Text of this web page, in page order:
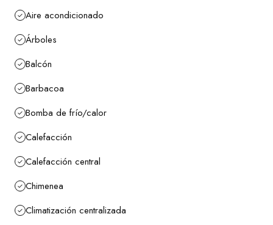
Aire acondicionado
Árboles
Balcón
Barbacoa
Bomba de frío/calor
Calefacción
Calefacción central
Chimenea
Climatización centralizada